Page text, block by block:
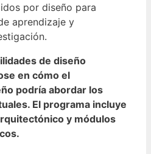
por diseño para
aprendizaje y
de diseño
en cómo el
podría abordar los
El programa incluye
y módulos